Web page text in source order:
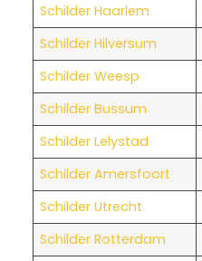
Schilder Haarlem
Schilder Hilversum
Schilder Weesp
Schilder Bussum
Schilder Lelystad
Schilder Amersfoort
Schilder Utrecht
Schilder Rotterdam